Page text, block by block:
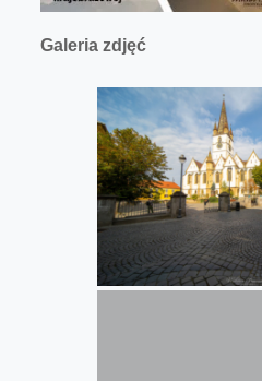
Galeria zdjęć